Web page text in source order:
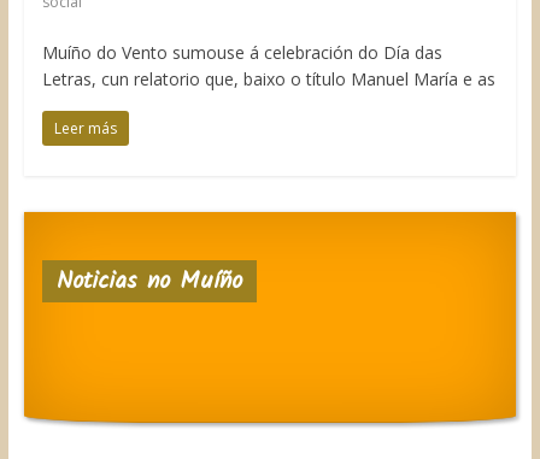
Muíño do Vento sumouse á celebración do Día das
Letras, cun relatorio que, baixo o título Manuel María e as
Leer más
Noticias no Muíño